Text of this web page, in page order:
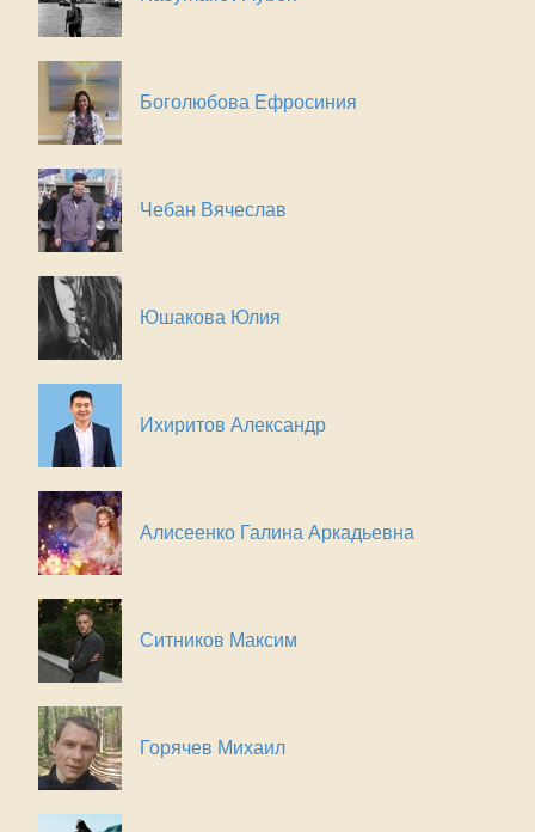
Боголюбова Ефросиния
Чебан Вячеслав
Юшакова Юлия
Ихиритов Александр
Алисеенко Галина Аркадьевна
Ситников Максим
Горячев Михаил